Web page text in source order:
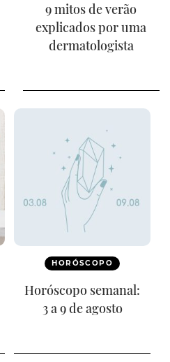
9 mitos de verão
explicados por uma
dermatologista
HORÓSCOPO
Horóscopo semanal:
3 a 9 de agosto